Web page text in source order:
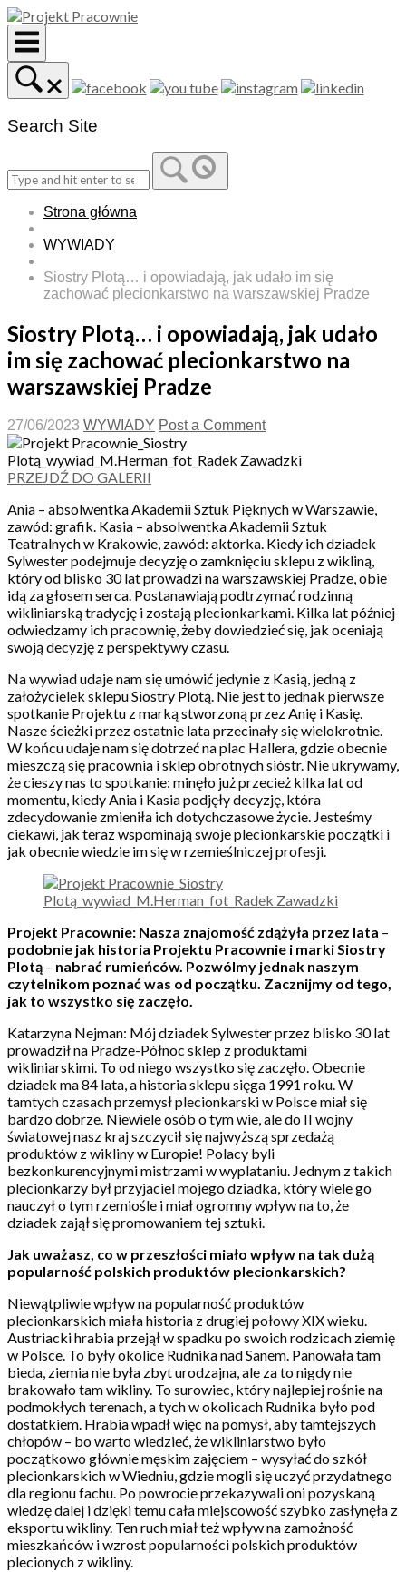
Skip
to
content
Search Site
Strona główna
WYWIADY
Siostry Plotą… i opowiadają, jak udało im się
zachować plecionkarstwo na warszawskiej Pradze
Siostry Plotą… i opowiadają, jak udało
im się zachować plecionkarstwo na
warszawskiej Pradze
27/06/2023 WYWIADY Post a Comment
PRZEJDŹ DO GALERII
Ania – absolwentka Akademii Sztuk Pięknych w Warszawie,
zawód: grafik. Kasia – absolwentka Akademii Sztuk
Teatralnych w Krakowie, zawód: aktorka. Kiedy ich dziadek
Sylwester podejmuje decyzję o zamknięciu sklepu z wikliną,
który od blisko 30 lat prowadzi na warszawskiej Pradze, obie
idą za głosem serca. Postanawiają podtrzymać rodzinną
wikliniarską tradycję i zostają plecionkarkami. Kilka lat później
odwiedzamy ich pracownię, żeby dowiedzieć się, jak oceniają
swoją decyzję z perspektywy czasu.
Na wywiad udaje nam się umówić jedynie z Kasią, jedną z
założycielek sklepu Siostry Plotą. Nie jest to jednak pierwsze
spotkanie Projektu z marką stworzoną przez Anię i Kasię.
Nasze ścieżki przez ostatnie lata przecinały się wielokrotnie.
W końcu udaje nam się dotrzeć na plac Hallera, gdzie obecnie
mieszczą się pracownia i sklep obrotnych sióstr. Nie ukrywamy,
że cieszy nas to spotkanie: minęło już przecież kilka lat od
momentu, kiedy Ania i Kasia podjęły decyzję, która
zdecydowanie zmieniła ich dotychczasowe życie. Jesteśmy
ciekawi, jak teraz wspominają swoje plecionkarskie początki i
jak obecnie wiedzie im się w rzemieślniczej profesji.
Projekt Pracownie: Nasza znajomość zdążyła przez lata –
podobnie jak historia Projektu Pracownie i marki Siostry
Plotą – nabrać rumieńców. Pozwólmy jednak naszym
czytelnikom poznać was od początku. Zacznijmy od tego,
jak to wszystko się zaczęło.
Katarzyna Nejman: Mój dziadek Sylwester przez blisko 30 lat
prowadził na Pradze-Północ sklep z produktami
wikliniarskimi. To od niego wszystko się zaczęło. Obecnie
dziadek ma 84 lata, a historia sklepu sięga 1991 roku. W
tamtych czasach przemysł plecionkarski w Polsce miał się
bardzo dobrze. Niewiele osób o tym wie, ale do II wojny
światowej nasz kraj szczycił się najwyższą sprzedażą
produktów z wikliny w Europie! Polacy byli
bezkonkurencyjnymi mistrzami w wyplataniu. Jednym z takich
plecionkarzy był przyjaciel mojego dziadka, który wiele go
nauczył o tym rzemiośle i miał ogromny wpływ na to, że
dziadek zajął się promowaniem tej sztuki.
Jak uważasz, co w przeszłości miało wpływ na tak dużą
popularność polskich produktów plecionkarskich?
Niewątpliwie wpływ na popularność produktów
plecionkarskich miała historia z drugiej połowy XIX wieku.
Austriacki hrabia przejął w spadku po swoich rodzicach ziemię
w Polsce. To były okolice Rudnika nad Sanem. Panowała tam
bieda, ziemia nie była zbyt urodzajna, ale za to nigdy nie
brakowało tam wikliny. To surowiec, który najlepiej rośnie na
podmokłych terenach, a tych w okolicach Rudnika było pod
dostatkiem. Hrabia wpadł więc na pomysł, aby tamtejszych
chłopów – bo warto wiedzieć, że wikliniarstwo było
początkowo głównie męskim zajęciem – wysyłać do szkół
plecionkarskich w Wiedniu, gdzie mogli się uczyć przydatnego
dla regionu fachu. Po powrocie przekazywali oni pozyskaną
wiedzę dalej i dzięki temu cała miejscowość szybko zasłynęła z
eksportu wikliny. Ten ruch miał też wpływ na zamożność
mieszkańców i wzrost popularności polskich produktów
plecionych z wikliny.